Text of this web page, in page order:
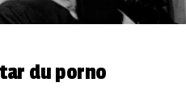
du porno